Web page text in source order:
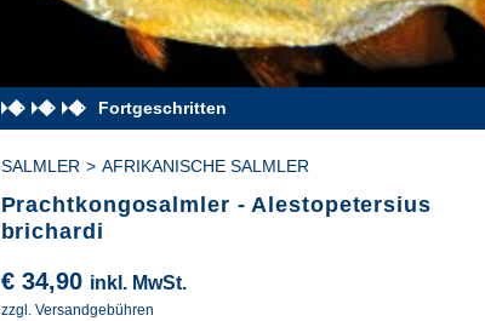
Fortgeschritten
SALMLER > AFRIKANISCHE SALMLER
Prachtkongosalmler - Alestopetersius
brichardi
€34,90 inkl. MwSt.
zzgl. Versandgebühren